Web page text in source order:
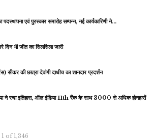
एवं पुरस्कार समारोह सम्पन्न, नई कार्यकारिणी ने…
भी जीत का सिलसिला जारी
की छात्रा देवांगी दाधीच का शानदार प्रदर्शन
इतिहास, ऑल इंडिया 11th रैंक के साथ 3000 से अधिक होनहारों
1 of 1,346